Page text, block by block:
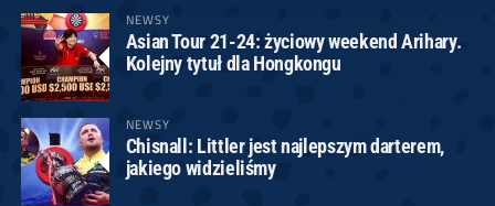
NEWSY
Asian Tour 21-24: życiowy weekend Arihary.
Kolejny tytuł dla Hongkongu
NEWSY
Chisnall: Littler jest najlepszym darterem,
jakiego widzieliśmy